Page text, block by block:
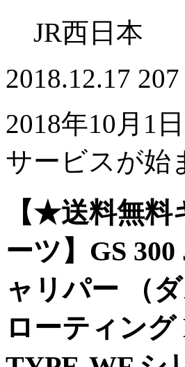
JR西日本
2018.12.17 207
2018年10月1
サービスが始
【★送料無
ーツ】GS
ャリパー （
ローティン